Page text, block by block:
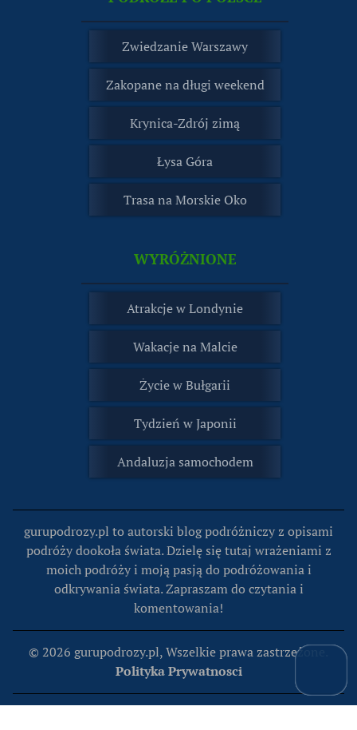
Zwiedzanie Warszawy
Zakopane na długi weekend
Krynica-Zdrój zimą
Łysa Góra
Trasa na Morskie Oko
WYRÓŻNIONE
Atrakcje w Londynie
Wakacje na Malcie
Życie w Bułgarii
Tydzień w Japonii
Andaluzja samochodem
gurupodrozy.pl to autorski blog podróżniczy z opisami
podróży dookoła świata. Dzielę się tutaj wrażeniami z
moich podróży i moją pasją do podróżowania i
odkrywania świata. Zapraszam do czytania i
komentowania!
© 2026 gurupodrozy.pl, Wszelkie prawa zastrzeżone.
Polityka Prywatnosci